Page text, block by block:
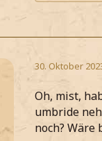
30. Oktober
Oh, mist,
umbride
noch? Wäre